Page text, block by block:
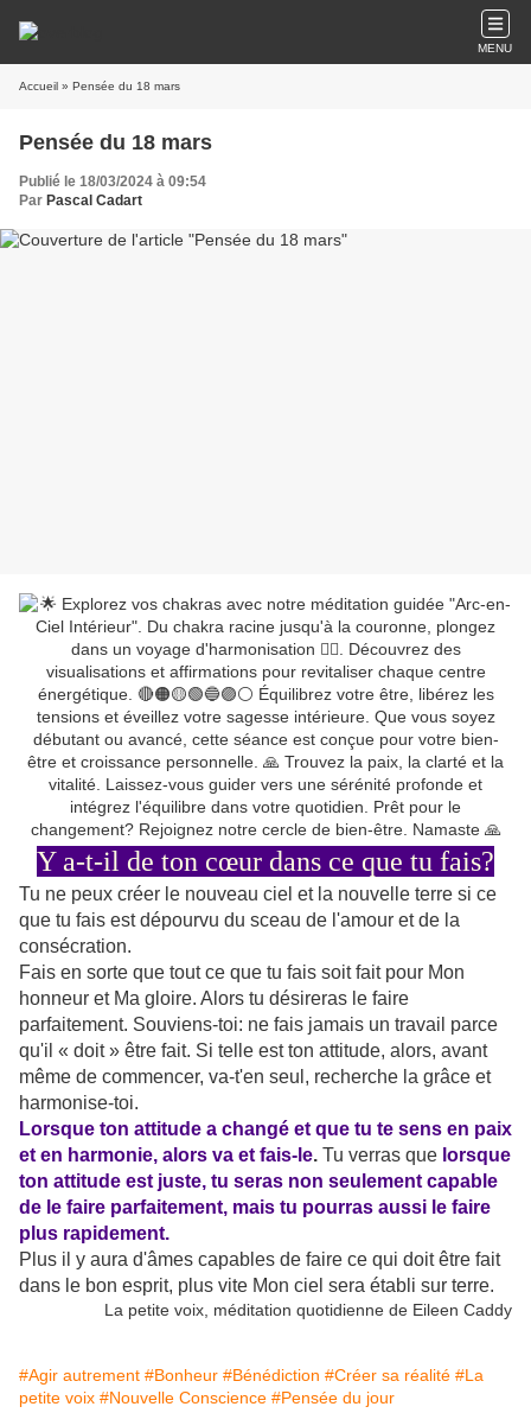
MENU
Accueil » Pensée du 18 mars
Pensée du 18 mars
Publié le 18/03/2024 à 09:54
Par Pascal Cadart
Y a-t-il de ton cœur dans ce que tu fais?
Tu ne peux créer le nouveau ciel et la nouvelle terre si ce
que tu fais est dépourvu du sceau de l'amour et de la
consécration.
Fais en sorte que tout ce que tu fais soit fait pour Mon
honneur et Ma gloire. Alors tu désireras le faire
parfaitement. Souviens-toi: ne fais jamais un travail parce
qu'il « doit » être fait. Si telle est ton attitude, alors, avant
même de commencer, va-t'en seul, recherche la grâce et
harmonise-toi.
Lorsque ton attitude a changé et que tu te sens en paix
et en harmonie, alors va et fais-le. Tu verras que lorsque
ton attitude est juste, tu seras non seulement capable
de le faire parfaitement, mais tu pourras aussi le faire
plus rapidement.
Plus il y aura d'âmes capables de faire ce qui doit être fait
dans le bon esprit, plus vite Mon ciel sera établi sur terre.
La petite voix, méditation quotidienne de Eileen Caddy
#Agir autrement #Bonheur #Bénédiction #Créer sa réalité #La
petite voix #Nouvelle Conscience #Pensée du jour